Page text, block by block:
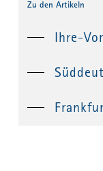
Zu den Artikeln
Ihre-